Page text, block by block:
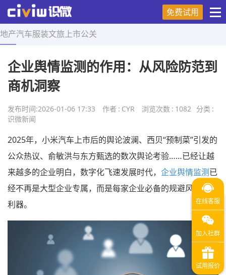
免费试用
地产汽车服装文旅 上市公关
首页 > 舆情研究 > 正文
企业舆情监测的作用：从风险防范到
商机洞察
发布时间:2026-01-06 17:33 作者 : CYR 浏览次数 : 1082 分类 :
识微新闻
2025年，小米汽车上市后的舆论波澜、西贝“预制菜”引发的
公众热议、俞敏洪与东方甄选的数次舆论考验……已经让越
来越多的企业明白，数字化飞速发展时代， 企业舆情监测已
经不再是大型企业专属，而是每家企业必备的规避风险保障
利器。